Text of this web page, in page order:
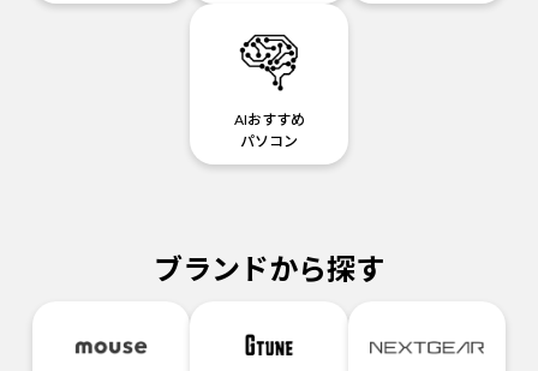
AIおすすめ
パソコン
ブランドから探す